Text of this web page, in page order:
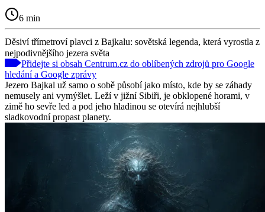
6 min
Děsiví třímetroví plavci z Bajkalu: sovětská legenda, která vyrostla z
nejpodivnějšího jezera světa
Přidejte si obsah Centrum.cz do oblíbených zdrojů pro Google
hledání a Google zprávy
Jezero Bajkal už samo o sobě působí jako místo, kde by se záhady
nemusely ani vymýšlet. Leží v jižní Sibiři, je obklopené horami, v
zimě ho sevře led a pod jeho hladinou se otevírá nejhlubší
sladkovodní propast planety.